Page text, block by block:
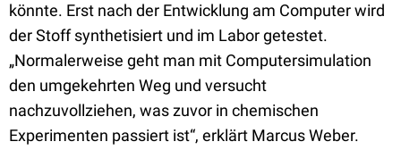
könnte. Erst nach der Entwicklung am Computer wird
der Stoff synthetisiert und im Labor getestet.
„Normalerweise geht man mit Computersimulation
den umgekehrten Weg und versucht
nachzuvollziehen, was zuvor in chemischen
Experimenten passiert ist“, erklärt Marcus Weber.